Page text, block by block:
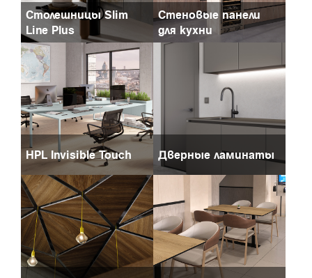
Столешницы Slim
Line Plus
Стеновые панели
для кухни
HPL Invisible Touch Дверные ламинаты